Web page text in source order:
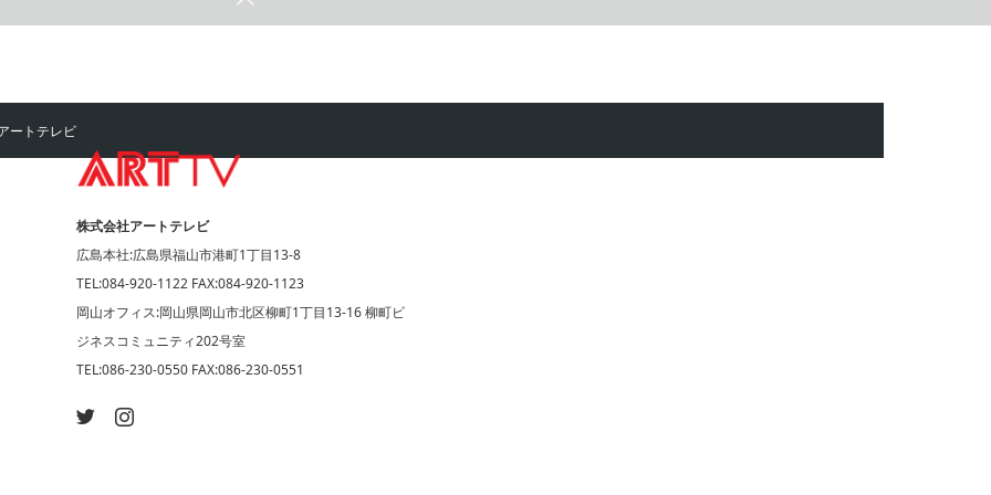
株式会社アートテレビ
広島本社:広島県福山市港町1丁目13-8
TEL:084-920-1122 FAX:084-920-1123
岡山オフィス:岡山県岡山市北区柳町1丁目13-16 柳町ビ
ジネスコミュニティ202号室
TEL:086-230-0550 FAX:086-230-0551
ートテレビ